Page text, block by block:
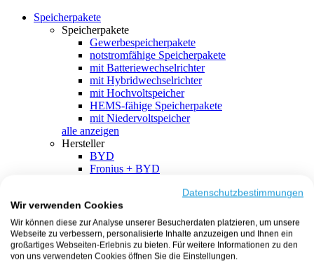
Speicherpakete
Speicherpakete
Gewerbespeicherpakete
notstromfähige Speicherpakete
mit Batteriewechselrichter
mit Hybridwechselrichter
mit Hochvoltspeicher
HEMS-fähige Speicherpakete
mit Niedervoltspeicher
alle anzeigen
Hersteller
BYD
Fronius + BYD
SMA + BYD
EcoFlow
EcoFlow + EcoFlow
FENECON
FENECON + FENECON
Datenschutzbestimmungen
Wir verwenden Cookies
Wir können diese zur Analyse unserer Besucherdaten platzieren, um unsere
Webseite zu verbessern, personalisierte Inhalte anzuzeigen und Ihnen ein
großartiges Webseiten-Erlebnis zu bieten. Für weitere Informationen zu den
von uns verwendeten Cookies öffnen Sie die Einstellungen.